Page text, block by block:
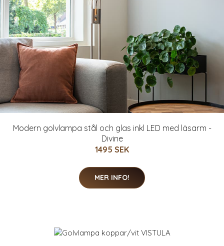
Modern golvlampa stål och glas inkl LED med läsarm -
Divine
1495 SEK
MER INFO!